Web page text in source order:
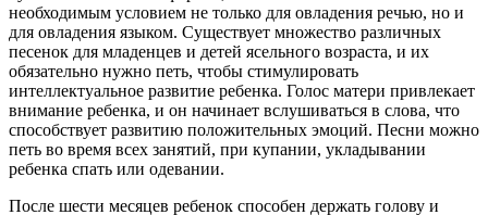
необходимым условием не только для овладения речью, но и
для овладения языком. Существует множество различных
песенок для младенцев и детей ясельного возраста, и их
обязательно нужно петь, чтобы стимулировать
интеллектуальное развитие ребенка. Голос матери привлекает
внимание ребенка, и он начинает вслушиваться в слова, что
способствует развитию положительных эмоций. Песни можно
петь во время всех занятий, при купании, укладывании
ребенка спать или одевании.
После шести месяцев ребенок способен держать голову и